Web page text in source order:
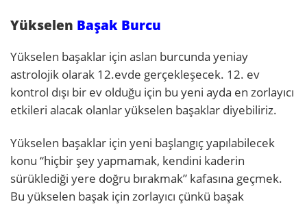
Yükselen Başak Burcu
Yükselen başaklar için aslan burcunda yeniay
astrolojik olarak 12.evde gerçekleşecek. 12. ev
kontrol dışı bir ev olduğu için bu yeni ayda en zorlayıcı
etkileri alacak olanlar yükselen başaklar diyebiliriz.
Yükselen başaklar için yeni başlangıç yapılabilecek
konu “hiçbir şey yapmamak, kendini kaderin
sürüklediği yere doğru bırakmak” kafasına geçmek.
Bu yükselen başak için zorlayıcı çünkü başak